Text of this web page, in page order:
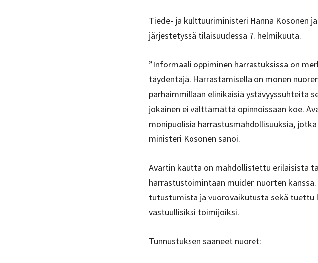
Tiede- ja kulttuuriministeri Hanna Kosonen
järjestetyssä tilaisuudessa 7. helmikuuta.
”Informaali oppiminen harrastuksissa on
täydentäjä. Harrastamisella on monen
parhaimmillaan elinikäisiä ystävyyssuhteita
jokainen ei välttämättä opinnoissaan koe.
monipuolisia harrastusmahdollisuuksia,
ministeri Kosonen sanoi.
Avartin kautta on mahdollistettu erilaisista
harrastustoimintaan muiden nuorten
tutustumista ja vuorovaikutusta sekä tuettu
vastuullisiksi toimijoiksi.
Tunnustuksen saaneet nuoret: